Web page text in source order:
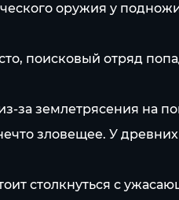
оружия у
поисковый отряд
за землетрясения на
зловещее. У
столкнуться с